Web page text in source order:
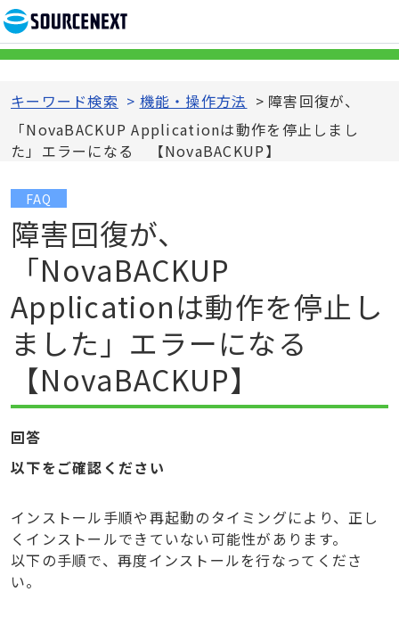
キーワード検索 > 機能・操作方法 > 障害回復が、
「NovaBACKUP Applicationは動作を停止しまし
た」エラーになる 【NovaBACKUP】
FAQ
障害回復が、
「NovaBACKUP
Applicationは動作を停止し
ました」エラーになる
【NovaBACKUP】
回答
以下をご確認ください
インストール手順や再起動のタイミングにより、正し
くインストールできていない可能性があります。
以下の手順で、再度インストールを行なってくださ
い。